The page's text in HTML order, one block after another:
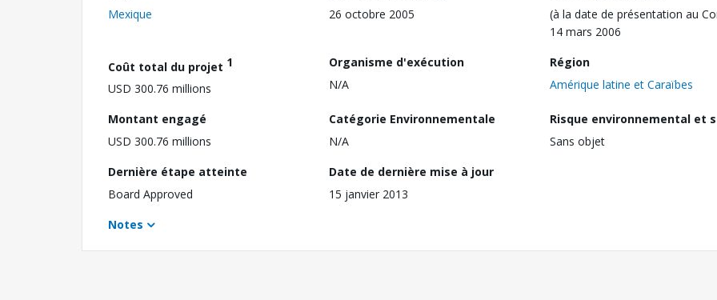
Mexique
26 octobre 2005
(à la date de présentation au
14 mars 2006
Coût total du projet 1
USD 300.76 millions
Organisme d'exécution
N/A
Région
Amérique latine et Caraïbes
Montant engagé
USD 300.76 millions
Catégorie Environnementale
N/A
Risque environnemental et
Sans objet
Dernière étape atteinte
Board Approved
Date de dernière mise à jour
15 janvier 2013
Notes